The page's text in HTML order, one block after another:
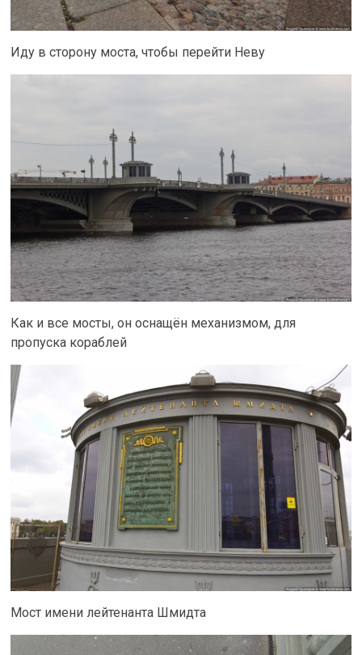
Иду в сторону моста, чтобы перейти Неву
Как и все мосты, он оснащён механизмом, для
пропуска кораблей
Мост имени лейтенанта Шмидта